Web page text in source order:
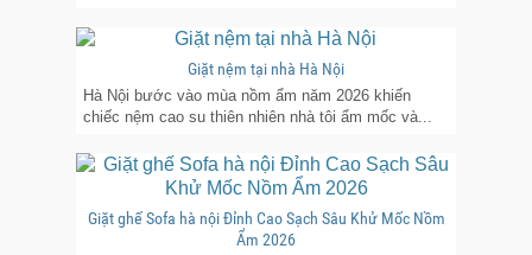
Giặt nệm tại nhà Hà Nội
Hà Nội bước vào mùa nồm ẩm năm 2026 khiến
chiếc nệm cao su thiên nhiên nhà tôi ẩm mốc và...
Giặt ghế Sofa hà nội Đỉnh Cao Sạch Sâu Khử Mốc Nồm
Ẩm 2026